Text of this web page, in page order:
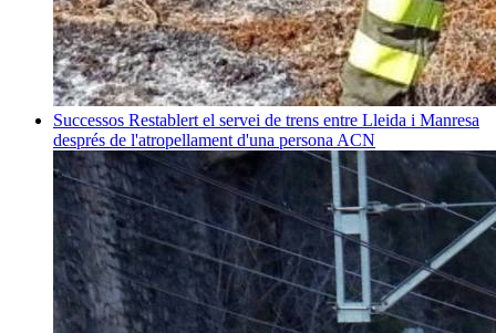
Successos Restablert el servei de trens entre Lleida i Manresa
després de l'atropellament d'una persona ACN